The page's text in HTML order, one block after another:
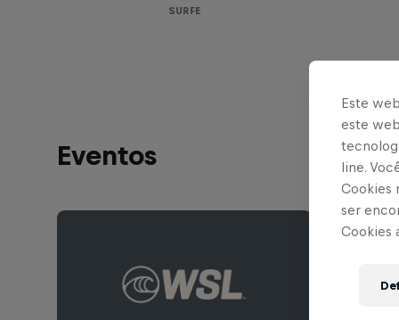
SURFE
Eventos
Este
este
line.
Cookies
ser
Cookies